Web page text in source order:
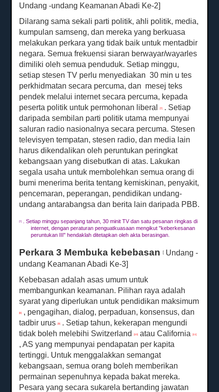
Undang-undang Keamanan Abadi Ke-2]
Dilarang sama sekali parti politik, ahli politik, media,
kumpulan samseng, dan mereka yang berkuasa
melakukan perkara yang tidak baik untuk mentadbir
negara. Semua frekuensi siaran berwayar/wayarles
dimiliki oleh semua penduduk. Setiap minggu,
setiap stesen TV perlu menyediakan30 min utes
perkhidmatan secara percuma, dan mesej teks
pendek melalui internet secara percuma, kepada
peserta politik untuk permohonan liberal[7] . Setiap
daripada sembilan parti politik utama mempunyai
saluran radio nasionalnya secara percuma. Stesen
televisyen tempatan, stesen radio, dan media lain
harus dikendalikan oleh peruntukan peringkat
kebangsaan yang disebutkan di atas. Lakukan
segala usaha untuk membolehkan semua orang di
bumi menerima berita tentang kemiskinan, penyakit,
pencemaran, peperangan, pendidikan undang-
undang antarabangsa dan berita lain daripada PBB.
[7] .Setiap minggu sepanjang tahun, 30 minit TV dan satu pesanan ringkas di
internet, dengan peraturan penguatkuasaan mengikut "keberkesanan
peruntukan III" hendaklah ditetapkan oleh akta berasingan.
Perkara 3 Membuka kebebasan[ Undang-
undang Keamanan Abadi Ke-3]
Kebebasan adalah asas umum untuk
membangunkan keamanan. Pilihan raya adalah
syarat yang diperlukan untuk pendidikan maksimum
[8]
, pengagihan, dialog, perpaduan, konsensus, dan
tadbir urus[9] . Setiap tahun, kekerapan mengundi
tidak boleh melebihi Switzerland[10] atau California[11]
, AS yang mempunyai pendapatan per kapita
tertinggi. Untuk menggalakkan semangat
kebangsaan, semua orang boleh memberikan
permainan sepenuhnya kepada bakat mereka.
Pesara yang secara sukarela bertanding jawatan